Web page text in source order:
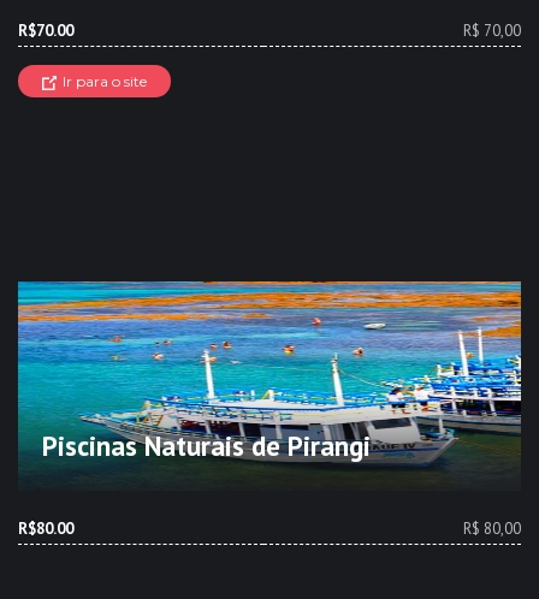
R$70.00 R$ 70,00
Ir para o site
Piscinas Naturais de Pirangi
R$80.00 R$ 80,00